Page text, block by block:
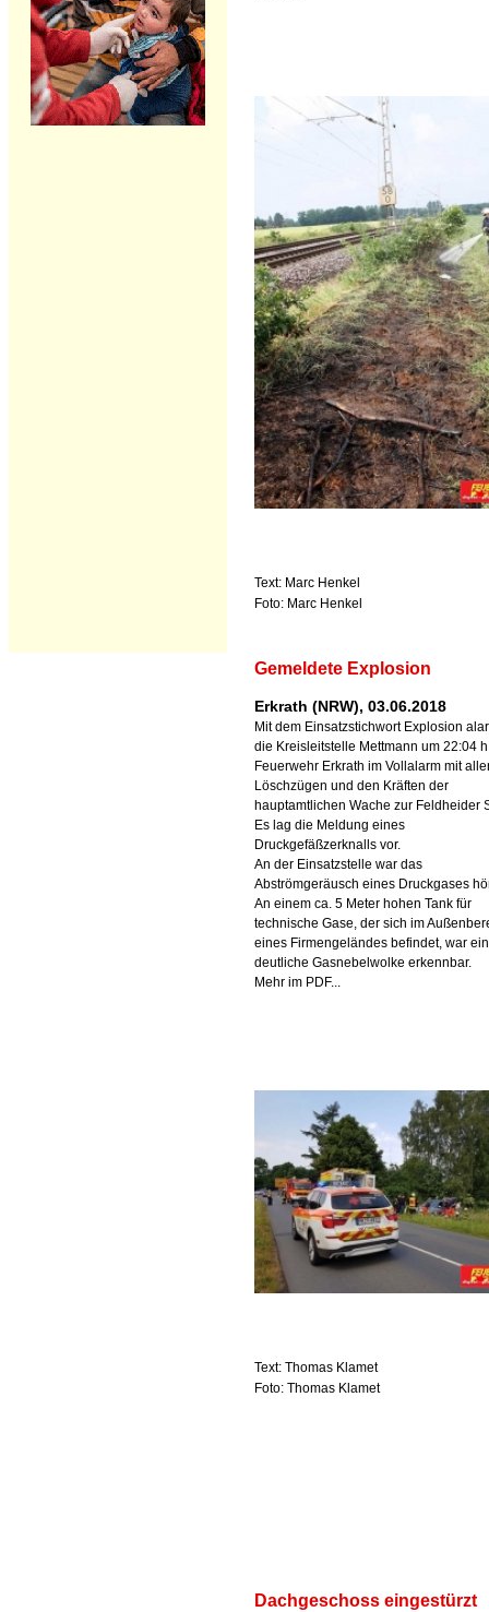
Text: Marc Henkel
Foto: Marc Henkel
Gemeldete Explosion
Erkrath (NRW), 03.06.2018
Mit dem Einsatzstichwort Explosion
die Kreisleitstelle Mettmann um 22:04
Feuerwehr Erkrath im Vollalarm mit
Löschzügen und den Kräften der
hauptamtlichen Wache zur Feldheider
Es lag die Meldung eines
Druckgefäßzerknalls vor.
An der Einsatzstelle war das
Abströmgeräusch eines Druckgases
An einem ca. 5 Meter hohen Tank für
technische Gase, der sich im
eines Firmengeländes befindet, war
deutliche Gasnebelwolke erkennbar.
Mehr im PDF...
Text: Thomas Klamet
Foto: Thomas Klamet
Dachgeschoss eingestürzt